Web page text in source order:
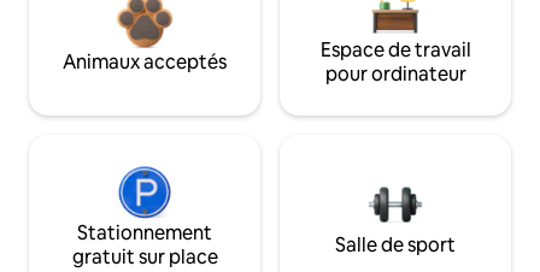
Animaux acceptés
Espace de travail
pour ordinateur
Stationnement
gratuit sur place
Salle de sport